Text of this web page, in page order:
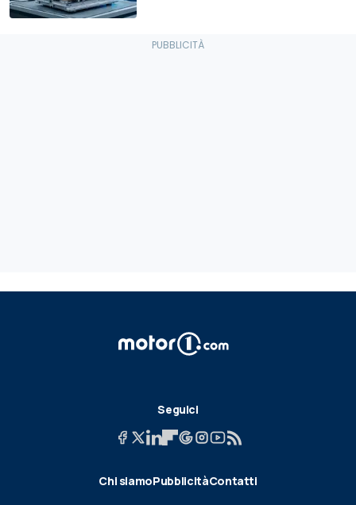
Seguici
Chi siamoPubblicitàContatti